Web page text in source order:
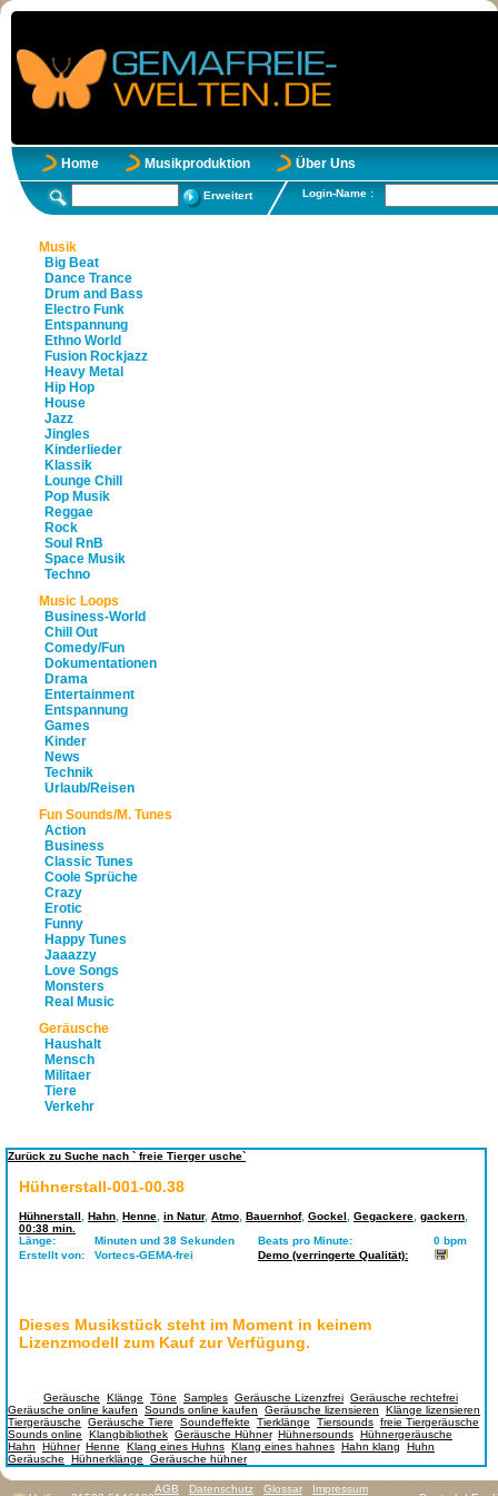
Home Musikproduktion Über Uns
Erweitert Login-Name :
Musik
Big Beat
Dance Trance
Drum and Bass
Electro Funk
Entspannung
Ethno World
Fusion Rockjazz
Heavy Metal
Hip Hop
House
Jazz
Jingles
Kinderlieder
Klassik
Lounge Chill
Pop Musik
Reggae
Rock
Soul RnB
Space Musik
Techno
Music Loops
Business-World
Chill Out
Comedy/Fun
Dokumentationen
Drama
Entertainment
Entspannung
Games
Kinder
News
Technik
Urlaub/Reisen
Fun Sounds/M. Tunes
Action
Business
Classic Tunes
Coole Sprüche
Crazy
Erotic
Funny
Happy Tunes
Jaaazzy
Love Songs
Monsters
Real Music
Geräusche
Haushalt
Mensch
Militaer
Tiere
Verkehr
Zurück zu Suche nach ` freie Tierger usche`
Hühnerstall-001-00.38
Hühnerstall Hahn Henne in Natur, Atmo Bauernhof, Gockel Gegackere gackern
00:38 min.
Länge:
Minuten und 38 Sekunden Beats pro Minute:
0 bpm
Erstellt von:
Vortecs-GEMA-frei Demo (verringerte Qualität):
Dieses Musikstück steht im Moment in keinem
Lizenzmodell zum Kauf zur Verfügung.
Geräusche Klänge Töne Samples Geräusche Lizenzfrei Geräusche rechtefrei
Geräusche online kaufen
Sounds online kaufen Geräusche lizensieren Klänge lizensieren
Tiergeräusche
Geräusche Tiere Soundeffekte Tierklänge Tiersounds freie Tiergeräusche
Sounds online
Klangbibliothek Geräusche Hühner, Hühnersounds Hühnergeräusche
Hahn
Hühner, Henne Klang eines Huhns Klang eines hahnes Hahn klang
Huhn
Geräusche
Hühnerklänge Geräusche hühner
AGB Datenschutz Glossar Impressum